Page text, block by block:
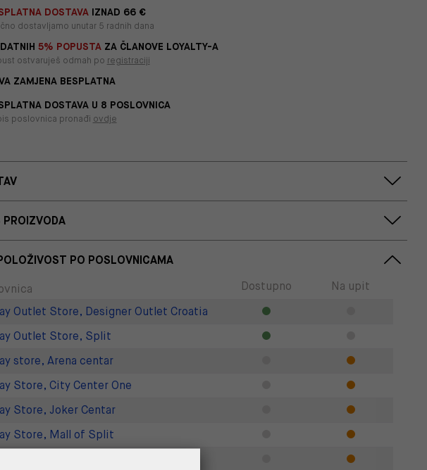
DOSTAVAIZNAD 66 €
dostavljamo unutar 5 radnih dana
5% POPUSTAZA ČLANOVE LOYALTY-A
ostvaruješ odmah po registraciji
ZAMJENA BESPLATNA
DOSTAVA U 8 POSLOVNICA
poslovnica pronađi ovdje
PROIZVODA
PO POSLOVNICAMA
Dostupno
Na upit
Outlet Store, Designer Outlet Croatia
Outlet Store, Split
store, Arena centar
Store, City Center One
Store, Joker Centar
Store, Mall of Split